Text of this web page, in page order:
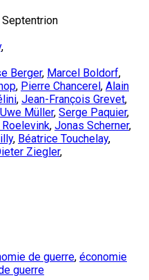
,
Berger, Marcel Boldorf,
, Pierre Chancerel , Alain
, Jean-François Grevet,
Uwe Müller, Serge Paquier,
Roelevink, Jonas Scherner,
, Béatrice Touchelay,
Ziegler,
de guerre, économie
guerre